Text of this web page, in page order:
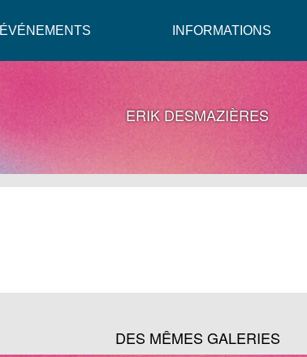
ÉVÉNEMENTS INFORMATIONS
ERIK DESMAZIÈRES
DES MÊMES GALERIES